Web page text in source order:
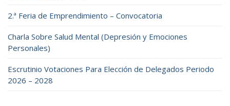
2.ª Feria de Emprendimiento – Convocatoria
Charla Sobre Salud Mental (Depresión y Emociones
Personales)
Escrutinio Votaciones Para Elección de Delegados Periodo
2026 – 2028